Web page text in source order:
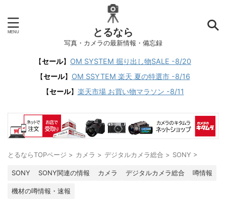
とるなら
写真・カメラの最新情報・備忘録
【セール】 OM SYSTEM 掘り出し物SALE -8/20
【セール】 OM SSYTEM 楽天 夏の特選市 -8/16
【セール】 楽天市場 お買い物マラソン -8/11
とるならTOPページ > カメラ > デジタルカメラ総合 > SONY >
SONY SONY関連の情報 カメラ デジタルカメラ総合 噂情報
機材の噂情報・速報